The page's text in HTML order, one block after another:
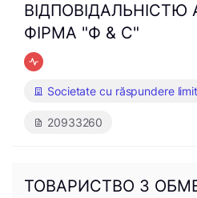
ФІРМА "Ф & С"
Societate cu răspundere
20933260
ТОВАРИСТВО З